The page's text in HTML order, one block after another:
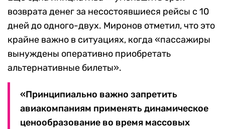
возврата денег за несостоявшиеся рейсы с 10
дней до одного-двух. Миронов отметил, что это
крайне важно в ситуациях, когда «пассажиры
вынуждены оперативно приобретать
альтернативные билеты».
«Принципиально важно запретить
авиакомпаниям применять динамическое
ценообразование во время массовых